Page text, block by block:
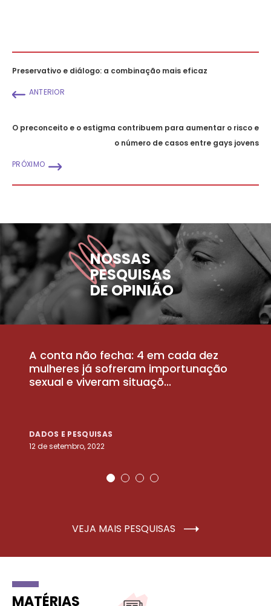
Preservativo e diálogo: a combinação mais eficaz
ANTERIOR
O preconceito e o estigma contribuem para aumentar o risco e
o número de casos entre gays jovens
PRÓXIMO
NOSSAS
PESQUISAS
DE OPINIÃO
A conta não fecha: 4 em cada dez
mulheres já sofreram importunação
sexual e viveram situaçõ...
DADOS E PESQUISAS
12 de setembro, 2022
VEJA MAIS PESQUISAS
MATÉRIAS